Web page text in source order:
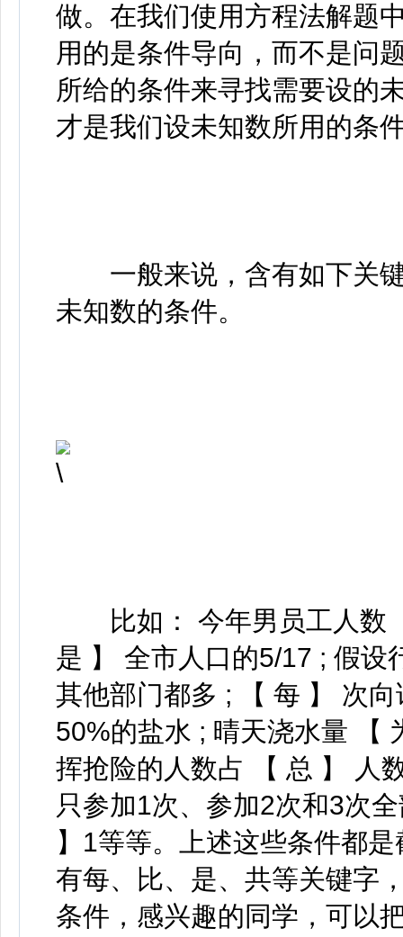
做。在我们使用方程法解题
用的是条件导向，而不是问
所给的条件来寻找需要设的
才是我们设未知数所用的条
一般来说，含有如下关键
未知数的条件。
比如： 今年男员工人数
是 】 全市人口的5/17 ; 假设
其他部门都多 ; 【 每 】 次
50%的盐水 ; 晴天浇水量 【
挥抢险的人数占 【 总 】 人
只参加1次、参加2次和3次
】1等等。上述这些条件都
有每、比、是、共等关键字
条件，感兴趣的同学，可以